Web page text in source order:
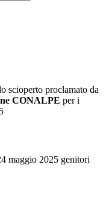
scioperto proclamato da
CONALPE per i
maggio 2025 genitori